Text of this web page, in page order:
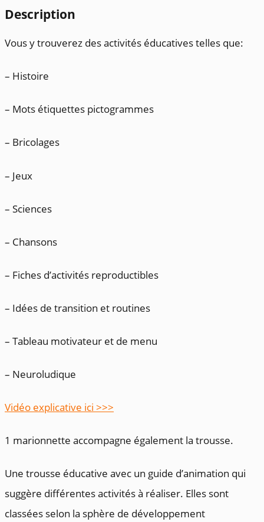
Description
Vous y trouverez des activités éducatives telles que:
– Histoire
– Mots étiquettes pictogrammes
– Bricolages
– Jeux
– Sciences
– Chansons
– Fiches d’activités reproductibles
– Idées de transition et routines
– Tableau motivateur et de menu
– Neuroludique
Vidéo explicative ici >>>
1 marionnette accompagne également la trousse.
Une trousse éducative avec un guide d’animation qui
suggère différentes activités à réaliser. Elles sont
classées selon la sphère de développement